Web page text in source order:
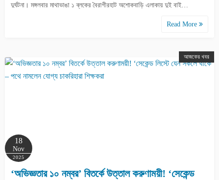
দুর্ঘটনা। মঙ্গলবার মাথাভাঙা ১ ব্লকের বৈরাগীরহাট অশোকবাড়ি এলাকায় দুই বাই…
Read More
আজকের খবর
18
Nov
2025
‘অভিজ্ঞতার ১০ নম্বর’ বিতর্কে উত্তাল করুণাময়ী! ‘সেকেন্ড